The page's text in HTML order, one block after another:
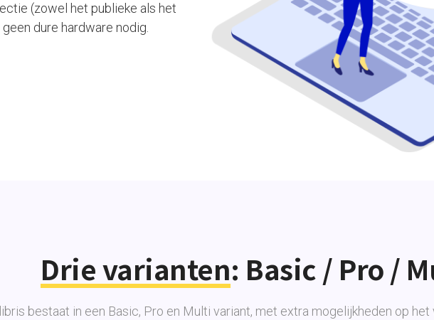
(zowel het publieke als het
dure hardware nodig.
Drie varianten: Basic / Pro /
bestaat in een Basic, Pro en Multi variant, met extra mogelijkheden op het